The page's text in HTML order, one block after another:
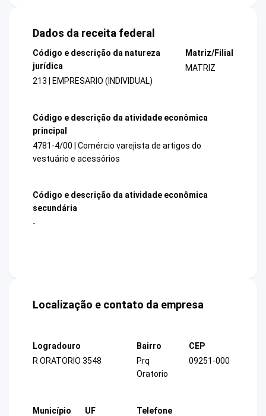
Dados da receita federal
Código e descrição da natureza
jurídica
213 | EMPRESARIO (INDIVIDUAL)
Matriz/Filial
MATRIZ
Código e descrição da atividade econômica
principal
4781-4/00 | Comércio varejista de artigos do
vestuário e acessórios
Código e descrição da atividade econômica
secundária
-
Localização e contato da empresa
Logradouro
R ORATORIO 3548
Bairro
Prq
Oratorio
CEP
09251-000
Município
UF
Telefone